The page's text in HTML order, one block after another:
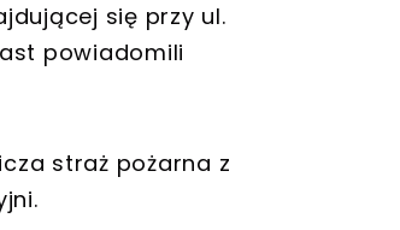
się przy ul.
powiadomili
straż pożarna z